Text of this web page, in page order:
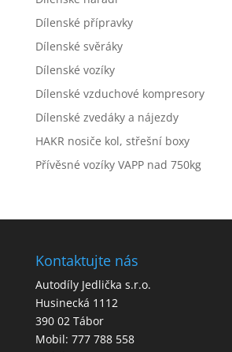
Dílenské přípravky
Dílenské svěráky
Dílenské vozíky
Dílenské vzduchové kompresory
Dílenské zvedáky a nájezdy
HAKR nosiče kol, střešní boxy
Přívěsné vozíky VAPP nad 750kg
Kontaktujte nás
Autodíly Jedlička s.r.o.
Husinecká 1112
390 02 Tábor
Mobil: 777 788 558